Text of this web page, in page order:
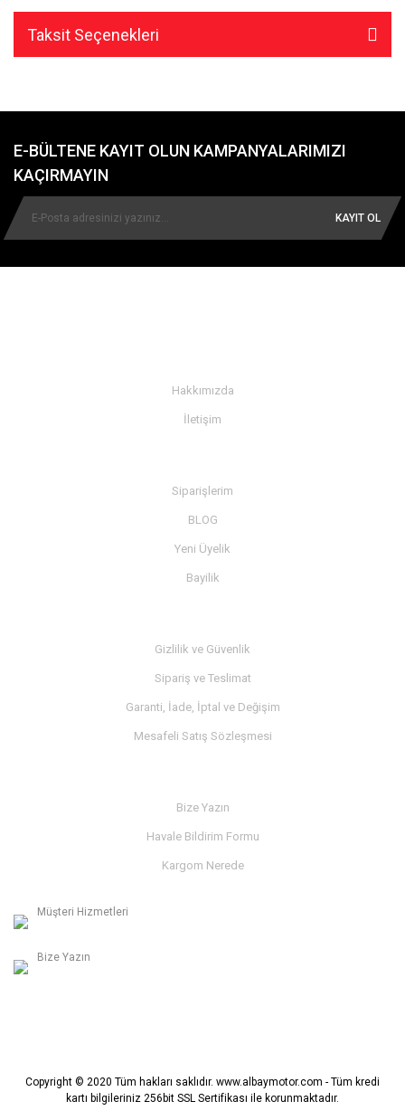
Taksit Seçenekleri
E-BÜLTENE KAYIT OLUN KAMPANYALARIMIZI
KAÇIRMAYIN
KAYIT OL
Hakkımızda
İletişim
Siparişlerim
BLOG
Yeni Üyelik
Bayilik
Gizlilik ve Güvenlik
Sipariş ve Teslimat
Garanti, İade, İptal ve Değişim
Mesafeli Satış Sözleşmesi
Bize Yazın
Havale Bildirim Formu
Kargom Nerede
Müşteri Hizmetleri
Bize Yazın
Copyright © 2020 Tüm hakları saklıdır. www.albaymotor.com - Tüm kredi
kartı bilgileriniz 256bit SSL Sertifikası ile korunmaktadır.